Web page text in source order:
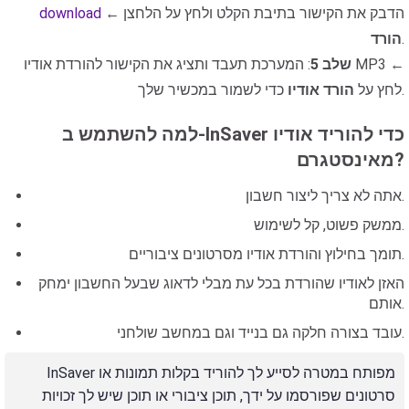
download
← הדבק את הקישור בתיבת הקלט ולחץ על הלחצן
הורד.
שלב 5
: המערכת תעבד ותציג את הקישור להורדת אודיו MP3 ←
לחץ על הורד אודיו כדי לשמור במכשיר שלך.
למה להשתמש ב-InSaver כדי להוריד אודיו
מאינסטגרם?
אתה לא צריך ליצור חשבון.
ממשק פשוט, קל לשימוש.
תומך בחילוץ והורדת אודיו מסרטונים ציבוריים.
האזן לאודיו שהורדת בכל עת מבלי לדאוג שבעל החשבון ימחק
אותם.
עובד בצורה חלקה גם בנייד וגם במחשב שולחני.
InSaver מפותח במטרה לסייע לך להוריד בקלות תמונות או
סרטונים שפורסמו על ידך, תוכן ציבורי או תוכן שיש לך זכויות